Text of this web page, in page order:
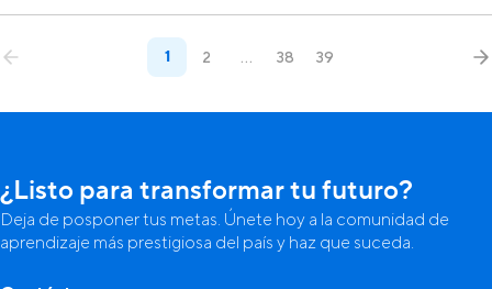
1 2 … 38 39
¿Listo para transformar tu futuro?
Deja de posponer tus metas. Únete hoy a la comunidad de
aprendizaje más prestigiosa del país y haz que suceda.